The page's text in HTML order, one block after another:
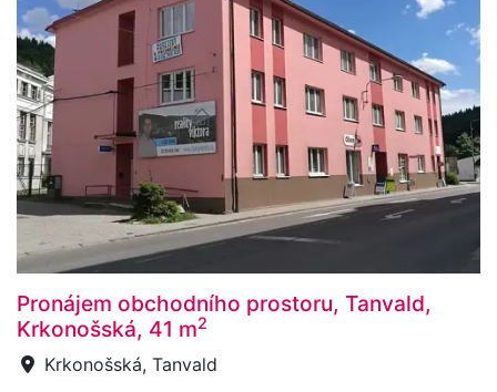
Pronájem obchodního prostoru, Tanvald,
Krkonošská, 41 m2
Krkonošská, Tanvald